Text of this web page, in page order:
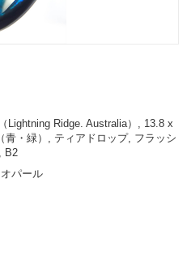
Lightning Ridge. Australia）, 13.8 x
青・緑）, ティアドロップ, フラッシ
B2
パール